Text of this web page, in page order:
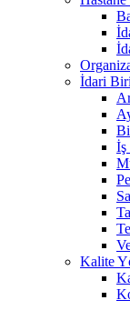
İdari
İş
Kalite